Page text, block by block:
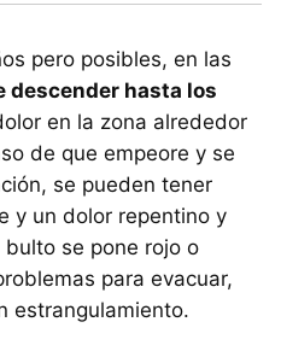
pero posibles, en las
descender hasta los
en la zona alrededor
de que empeore y se
se pueden tener
y un dolor repentino y
se pone rojo o
para evacuar,
estrangulamiento.